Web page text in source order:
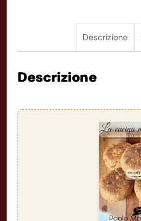
dessert)
Descrizione
Descrizione